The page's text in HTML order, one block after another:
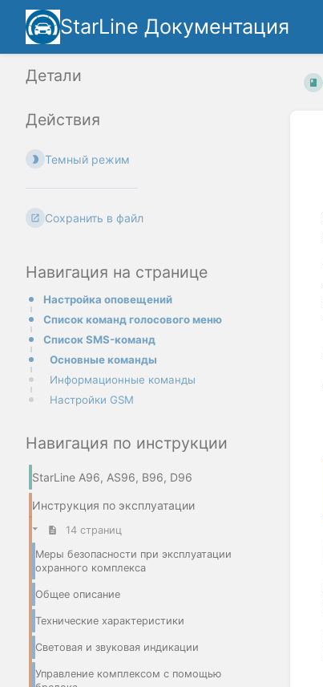
StarLine Документация
Детали
Действия
Темный режим
Сохранить в файл
Навигация на странице
Настройка оповещений
Список команд голосового меню
Список SMS-команд
Основные команды
Информационные команды
Настройки GSM
Навигация по инструкции
StarLine A96, AS96, B96, D96
Инструкция по эксплуатации
14 страниц
Меры безопасности при эксплуатации
охранного комплекса
Общее описание
Технические характеристики
Световая и звуковая индикации
Управление комплексом с помощью